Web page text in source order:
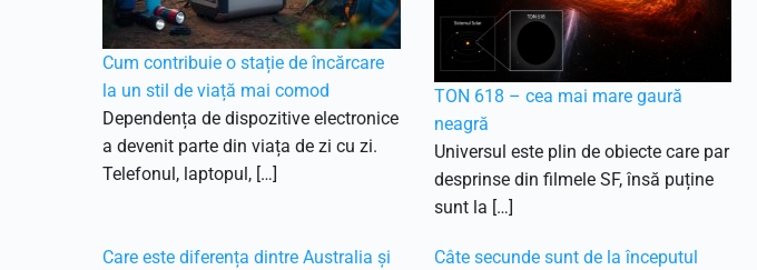
Cum contribuie o stație de încărcare
la un stil de viață mai comod
Dependența de dispozitive electronice
a devenit parte din viața de zi cu zi.
Telefonul, laptopul, […]
TON 618 – cea mai mare gaură
neagră
Universul este plin de obiecte care par
desprinse din filmele SF, însă puține
sunt la […]
Care este diferența dintre Australia și Câte secunde sunt de la începutul